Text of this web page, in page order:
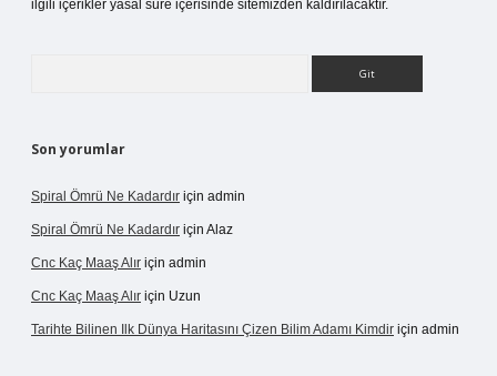
ilgili içerikler yasal süre içerisinde sitemizden kaldırılacaktır.
Son yorumlar
Spiral Ömrü Ne Kadardır için admin
Spiral Ömrü Ne Kadardır için Alaz
Cnc Kaç Maaş Alır için admin
Cnc Kaç Maaş Alır için Uzun
Tarihte Bilinen Ilk Dünya Haritasını Çizen Bilim Adamı Kimdir için admin